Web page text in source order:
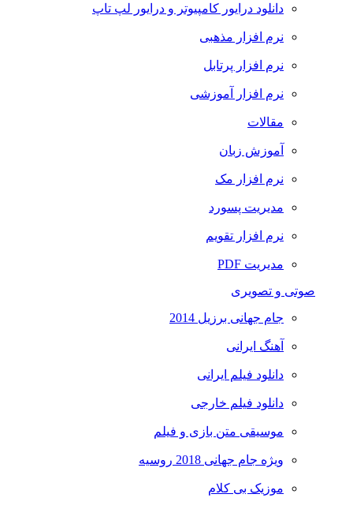
دانلود درایور کامپیوتر و درایور لپ تاپ
نرم افزار مذهبی
نرم افزار پرتابل
نرم افزار آموزشی
مقالات
آموزش زبان
نرم افزار مک
مدیریت پسورد
نرم افزار تقویم
مدیریت PDF
صوتی و تصویری
جام جهانی برزیل 2014
آهنگ ایرانی
دانلود فیلم ایرانی
دانلود فیلم خارجی
موسیقی متن بازی و فیلم
ویژه جام جهانی 2018 روسیه
موزیک بی کلام